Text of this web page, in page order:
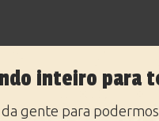
inteiro para
gente para